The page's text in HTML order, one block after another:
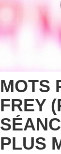
MOTS
FREY
PLUS